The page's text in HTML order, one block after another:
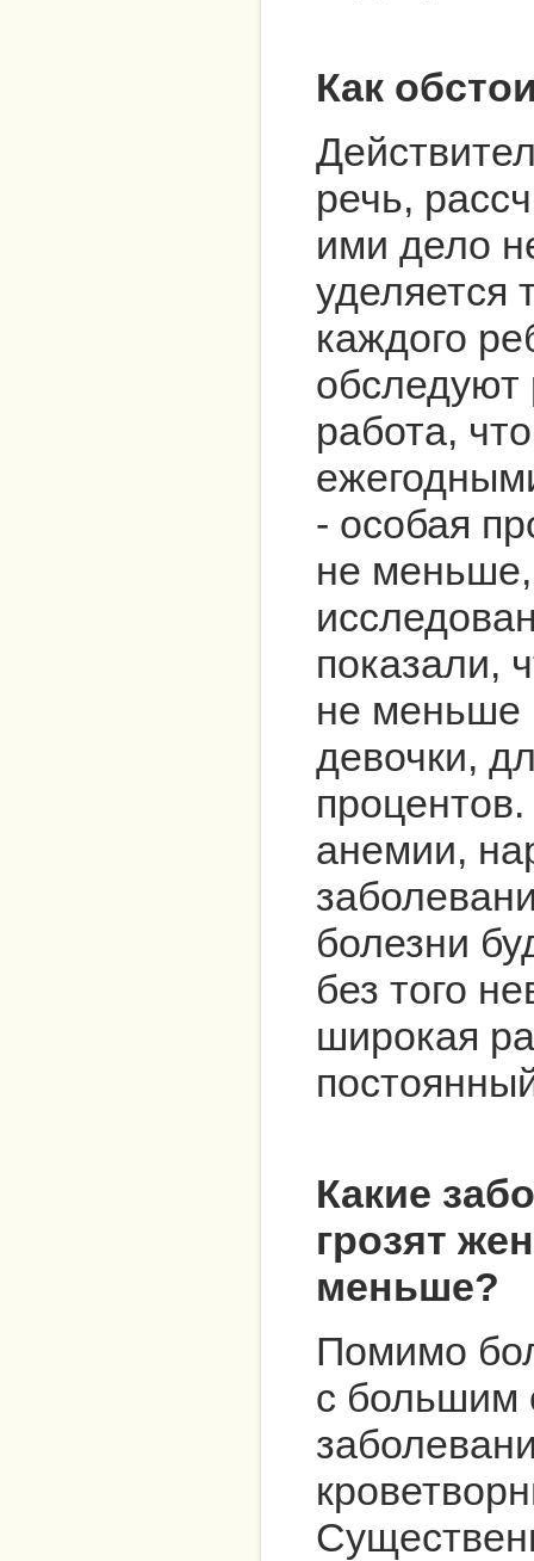
Как
речь,
ими дело
уделяется
каждого
обследуют
работа,
- особая
не
показали,
не меньше
девочки,
анемии,
болезни
без того
широкая
Какие
грозят
меньше?
Помимо
с большим